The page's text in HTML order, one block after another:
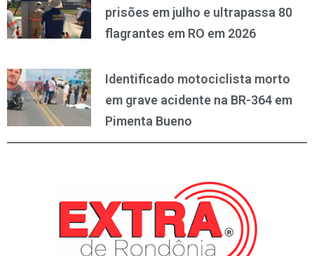
prisões em julho e ultrapassa 80
flagrantes em RO em 2026
Identificado motociclista morto
em grave acidente na BR-364 em
Pimenta Bueno